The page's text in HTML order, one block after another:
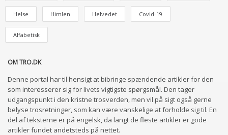
Helse Himlen Helvedet Covid-19
Alfabetisk
OM TRO.DK
Denne portal har til hensigt at bibringe spændende artikler for den
som interesserer sig for livets vigtigste spørgsmål. Den tager
udgangspunkt i den kristne trosverden, men vil på sigt også gerne
belyse trosretninger, som kan være vanskelige at forholde sig til. En
del af teksterne er på engelsk, da langt de fleste artikler er gode
artikler fundet andetsteds på nettet.